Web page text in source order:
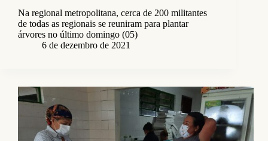
Na regional metropolitana, cerca de 200 militantes
de todas as regionais se reuniram para plantar
árvores no último domingo (05)
6 de dezembro de 2021